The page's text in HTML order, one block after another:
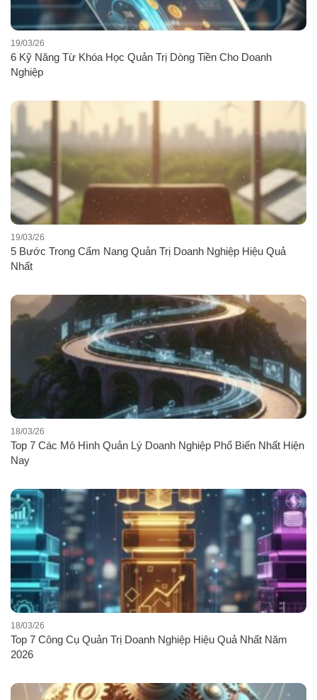
6 Kỹ Năng Từ Khóa Học Quản Trị Dòng Tiền Cho Doanh
Nghiệp
19/03/26
5 Bước Trong Cẩm Nang Quản Trị Doanh Nghiệp Hiệu Quả
Nhất
19/03/26
Top 7 Các Mô Hình Quản Lý Doanh Nghiệp Phổ Biến Nhất Hiện
Nay
18/03/26
Top 7 Công Cụ Quản Trị Doanh Nghiệp Hiệu Quả Nhất Năm
2026
18/03/26